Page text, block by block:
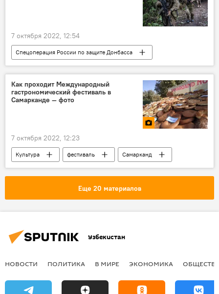
7 октября 2022, 12:54
Спецоперация России по защите Донбасса
Украина
Как проходит Международный
гастрономический фестиваль в
Самарканде — фото
7 октября 2022, 12:23
Культура фестиваль Самарканд
Еще 20 материалов
Узбекистан
НОВОСТИ ПОЛИТИКА В МИРЕ ЭКОНОМИКА